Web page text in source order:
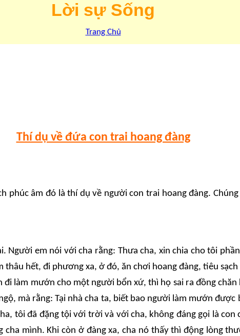
Lời sự Sống
Trang Chủ
Thí dụ về đứa con trai hoang đàng
phúc âm đó là thí dụ về người con trai hoang đàng.
Người em nói với cha rằng: Thưa cha, xin chia cho tôi
thâu hết, đi phương xa, ở đó, ăn chơi hoang đàng, tiêu
làm mướn cho một người bổn xứ, thì họ sai ra đồng chăn
mà rằng: Tại nhà cha ta, biết bao người làm mướn
tôi đã đặng tội với trời và với cha, không đáng gọi là
cha mình. Khi còn ở đàng xa, cha nó thấy thì động lòng